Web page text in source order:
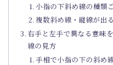
小指の下斜め線の種類
複数斜め線・縦線が出
右手と左手で異なる意味
線の見方
手相で小指の下の斜め